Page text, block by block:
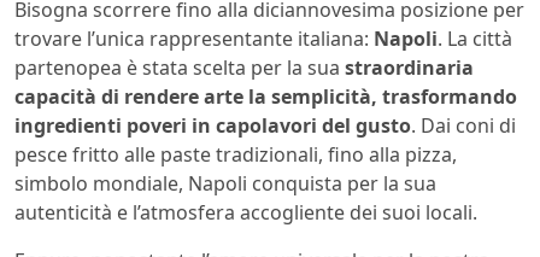
Bisogna scorrere fino alla diciannovesima posizione per
trovare l’unica rappresentante italiana: Napoli. La città
partenopea è stata scelta per la sua straordinaria
capacità di rendere arte la semplicità, trasformando
ingredienti poveri in capolavori del gusto. Dai coni di
pesce fritto alle paste tradizionali, fino alla pizza,
simbolo mondiale, Napoli conquista per la sua
autenticità e l’atmosfera accogliente dei suoi locali.